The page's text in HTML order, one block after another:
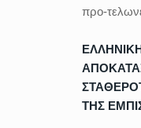
προ-
ΤΗΣ